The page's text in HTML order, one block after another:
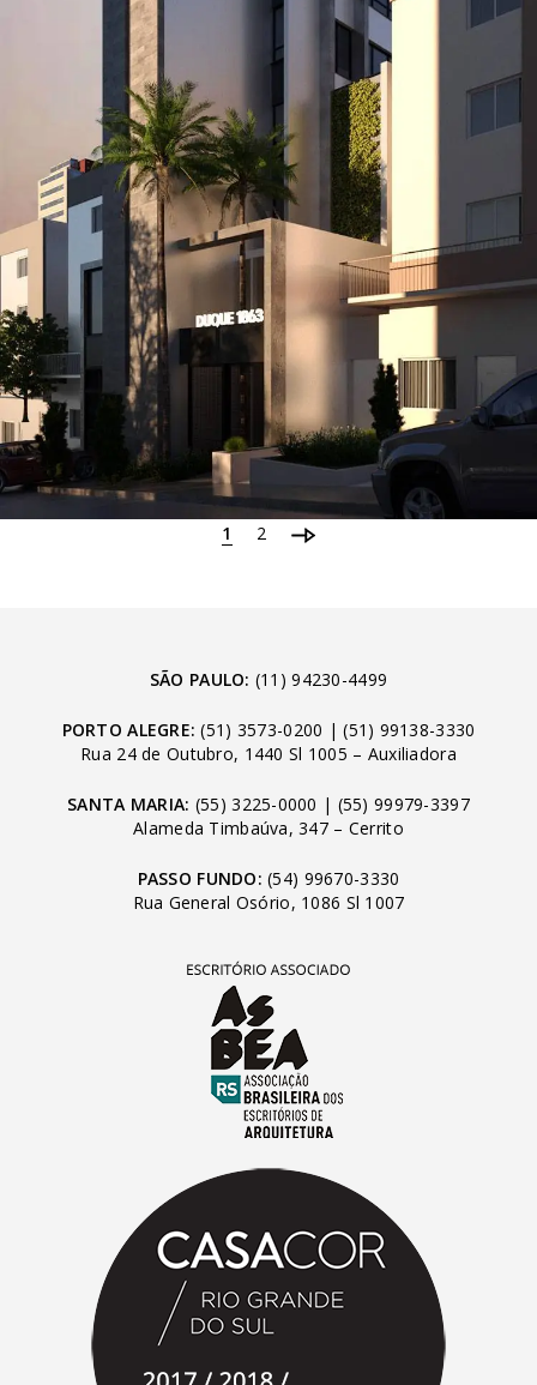
1 2
SÃO PAULO: (11) 94230-4499
PORTO ALEGRE: (51) 3573-0200 |(51) 99138-3330
Rua 24 de Outubro, 1440 Sl 1005 – Auxiliadora
SANTA MARIA: (55) 3225-0000 | (55) 99979-3397
Alameda Timbaúva, 347 – Cerrito
PASSO FUNDO: (54) 99670-3330
Rua General Osório, 1086 Sl 1007